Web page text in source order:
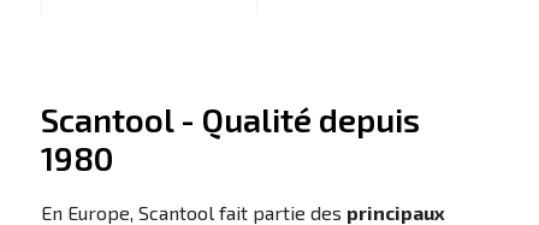
Scantool - Qualité depuis
1980
En Europe, Scantool fait partie des principaux